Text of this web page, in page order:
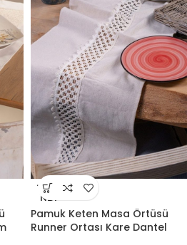
TÜKE
NDI
Pamuk Keten Masa Örtüsü
Runner Ortası Kare Dantel